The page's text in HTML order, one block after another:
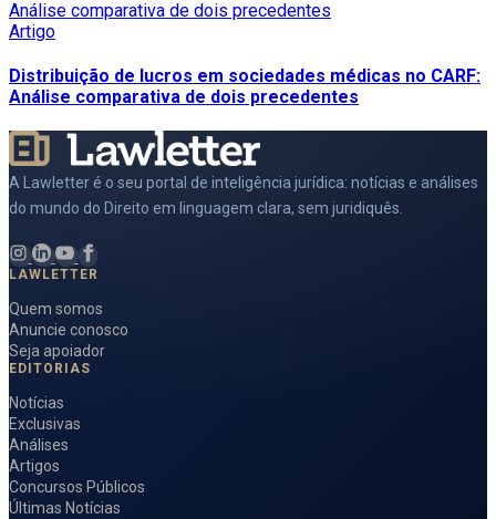
Artigo
Distribuição de lucros em sociedades médicas no CARF:
Análise comparativa de dois precedentes
A Lawletter é o seu portal de inteligência jurídica: notícias e análises
do mundo do Direito em linguagem clara, sem juridiquês.
LAWLETTER
Quem somos
Anuncie conosco
Seja apoiador
EDITORIAS
Notícias
Exclusivas
Análises
Artigos
Concursos Públicos
Últimas Notícias